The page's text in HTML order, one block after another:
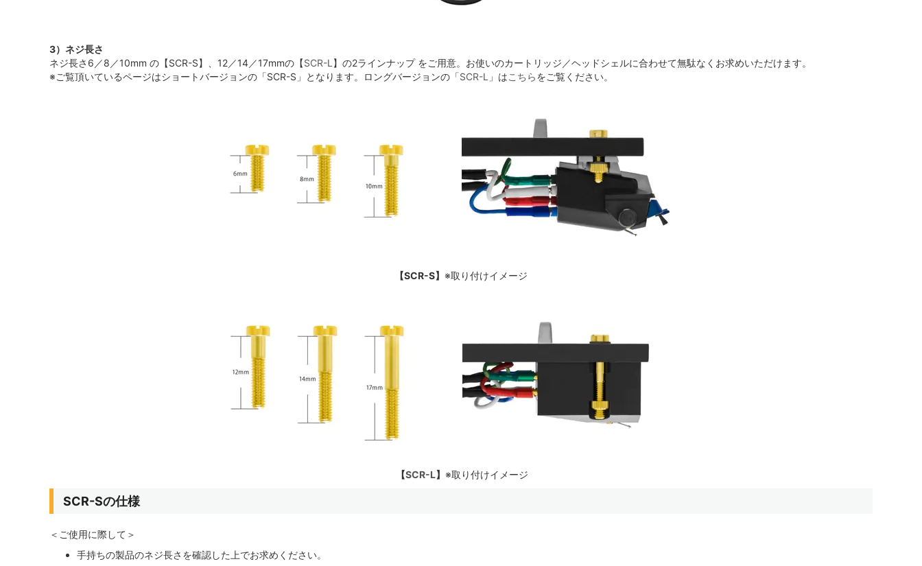
3）ネジ長さ
ネジ長さ6／8／10mm の【SCR-S】、12／14／17mmの【SCR-L 】の2ラインナップ をご用意。お使いのカートリッジ／ヘッドシェルに合わせて無駄なくお求めいただけます。
※ご覧頂いているページはショートバージョンの「SCR-S」となります。ロングバージョンの「SCR-L 」はこちらをご覧ください。
【SCR-S】 ※取り付けイメージ
【SCR-L】 ※取り付けイメージ
SCR-Sの仕様
＜ご使用に際して＞
手持ちの製品のネジ長さを確認した上でお求めください。